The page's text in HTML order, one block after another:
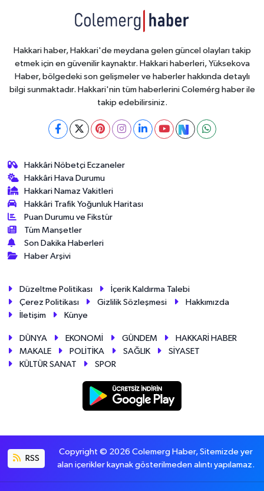
Hakkari haber, Hakkari'de meydana gelen güncel olayları takip
etmek için en güvenilir kaynaktır. Hakkari haberleri, Yüksekova
Haber, bölgedeki son gelişmeler ve haberler hakkında detaylı
bilgi sunmaktadır. Hakkari'nin tüm haberlerini Colemérg haber ile
takip edebilirsiniz.
Hakkâri Nöbetçi Eczaneler
Hakkâri Hava Durumu
Hakkari Namaz Vakitleri
Hakkâri Trafik Yoğunluk Haritası
Puan Durumu ve Fikstür
Tüm Manşetler
Son Dakika Haberleri
Haber Arşivi
Düzeltme Politikası
İçerik Kaldırma Talebi
Çerez Politikası
Gizlilik Sözleşmesi
Hakkımızda
İletişim
Künye
DÜNYA EKONOMİ GÜNDEM
HAKKARİ HABER
MAKALE
POLİTİKA SAĞLIK
SİYASET
KÜLTÜR SANAT
SPOR
RSS
Copyright © 2026 Colemerg Haber, Sitemizde yer
alan içerikler kaynak gösterilmeden alıntı yapılamaz.